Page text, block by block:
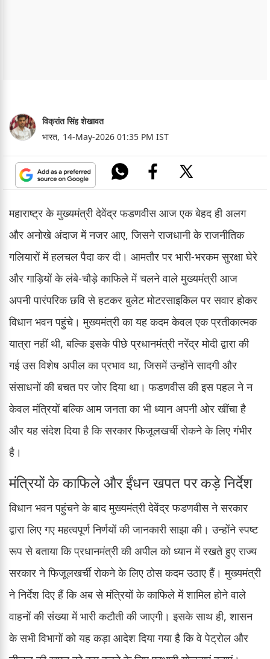
विक्रांत सिंह शेखावत
भारत, 14-May-2026 01:35 PM IST
महाराष्ट्र के मुख्यमंत्री देवेंद्र फडणवीस आज एक बेहद ही अलग
और अनोखे अंदाज में नजर आए, जिसने राजधानी के राजनीतिक
गलियारों में हलचल पैदा कर दी। आमतौर पर भारी-भरकम सुरक्षा घेरे
और गाड़ियों के लंबे-चौड़े काफिले में चलने वाले मुख्यमंत्री आज
अपनी पारंपरिक छवि से हटकर बुलेट मोटरसाइकिल पर सवार होकर
विधान भवन पहुंचे। मुख्यमंत्री का यह कदम केवल एक प्रतीकात्मक
यात्रा नहीं थी, बल्कि इसके पीछे प्रधानमंत्री नरेंद्र मोदी द्वारा की
गई उस विशेष अपील का प्रभाव था, जिसमें उन्होंने सादगी और
संसाधनों की बचत पर जोर दिया था। फडणवीस की इस पहल ने न
केवल मंत्रियों बल्कि आम जनता का भी ध्यान अपनी ओर खींचा है
और यह संदेश दिया है कि सरकार फिजूलखर्ची रोकने के लिए गंभीर
है।
मंत्रियों के काफिले और ईंधन खपत पर कड़े निर्देश
विधान भवन पहुंचने के बाद मुख्यमंत्री देवेंद्र फडणवीस ने सरकार
द्वारा लिए गए महत्वपूर्ण निर्णयों की जानकारी साझा की। उन्होंने स्पष्ट
रूप से बताया कि प्रधानमंत्री की अपील को ध्यान में रखते हुए राज्य
सरकार ने फिजूलखर्ची रोकने के लिए ठोस कदम उठाए हैं। मुख्यमंत्री
ने निर्देश दिए हैं कि अब से मंत्रियों के काफिले में शामिल होने वाले
वाहनों की संख्या में भारी कटौती की जाएगी। इसके साथ ही, शासन
के सभी विभागों को यह कड़ा आदेश दिया गया है कि वे पेट्रोल और